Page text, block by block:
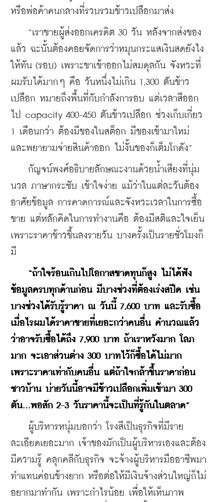
หรือพ่อค้าคนกลางที่รวบรวมข้าวเปลือกมาส่ง
“เราขายผู้ส่งออกเครดิต 30 วัน หลังจากส่งของ
แล้ว ฉะนั้นต้องคอยจัดการว่าหมุนกระแสเงินสดยังไง
ให้ทัน (รอบ) เพราะขาเข้าออกไม่สมดุลกัน จังหวะที่
ผมรับได้มากๆ คือ วันหนึ่งไม่เกิน 1,300 ตันข้าว
เปลือก หมายถึงพื้นที่กับกำลังการอบ แต่เวลาสีออก
ไป capacity 400-450 ตันข้าวเปลือก ช่วงเก็บเกี่ยว
1 เดือนกว่า ต้องมีของในสต็อก มีของเข้ามาใหม่
และพยายามจ่ายสินค้าออก ไม่งั้นของก็เต็มโกดัง”
กัญจน์พงศ์อธิบายลักษณะงานด้วยน้ำเสียงที่นุ่ม
นวล ภาษากระชับ เข้าใจง่าย แม้ว่าในแต่ละวันต้อง
อาศัยข้อมูล การคาดการณ์และจังหวะเวลาในการซื้อ
ขาย แต่หลักคิดในการทำงานคือ ต้องมีสติและใจเย็น
เพราะราคาข้าวขึ้นลงรายวัน บางครั้งเป็นรายชั่วโมงก็
มี
“ถ้าใจร้อนเกินไปโอกาสขาดทุนก็สูง ไม่ได้ฟัง
ข้อมูลครบทุกด้านก่อน มีบางช่วงที่ต้องเร่งสปีด เช่น
บางช่วงได้รับรู้ราคา ณ วันนี้ 7,600 บาท และรับซื้อ
เมื่อไรผมได้ราคาขายที่เยอะกว่าคนอื่น คำนวณแล้ว
ว่าอาจรับซื้อได้ถึง 7,900 บาท ถ้าเราหวังมาก โลภ
มาก จะเอาส่วนต่าง 300 บาทไว้ก็ซื้อได้ไม่มาก
เพราะราคาเท่ากับคนอื่น แต่ถ้าใจกล้าขึ้นราคาก่อน
ชาวบ้าน บ่ายวันนี้อาจมีข้าวเปลือกเพิ่มเข้ามา 300
ตัน...พอสัก 2-3 วันราคานี้จะเป็นที่รู้กันในตลาด”
ผู้บริหารหนุ่มบอกว่า โรงสีเป็นธุรกิจที่มีราย
ละเอียดเยอะมาก เจ้าของมักเป็นผู้บริหารเองและต้อง
มีความรู้ คลุกคลีกับธุรกิจ จะจ้างผู้บริหารมืออาชีพมา
ทำแทนค่อนข้างยาก หรือต่อให้มีเงินจ้างส่วนใหญ่ก็ไม่
อยากมาทำกัน เพราะกำไรน้อย เพื่อให้เห็นภาพ